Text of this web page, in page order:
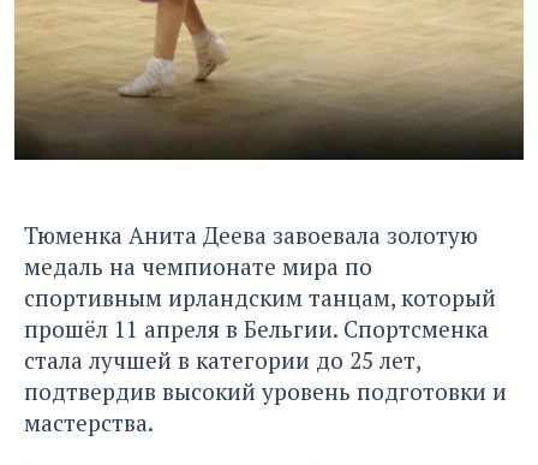
Тюменка Анита Деева завоевала золотую
медаль на чемпионате мира по
спортивным ирландским танцам, который
прошёл 11 апреля в Бельгии. Спортсменка
стала лучшей в категории до 25 лет,
подтвердив высокий уровень подготовки и
мастерства.